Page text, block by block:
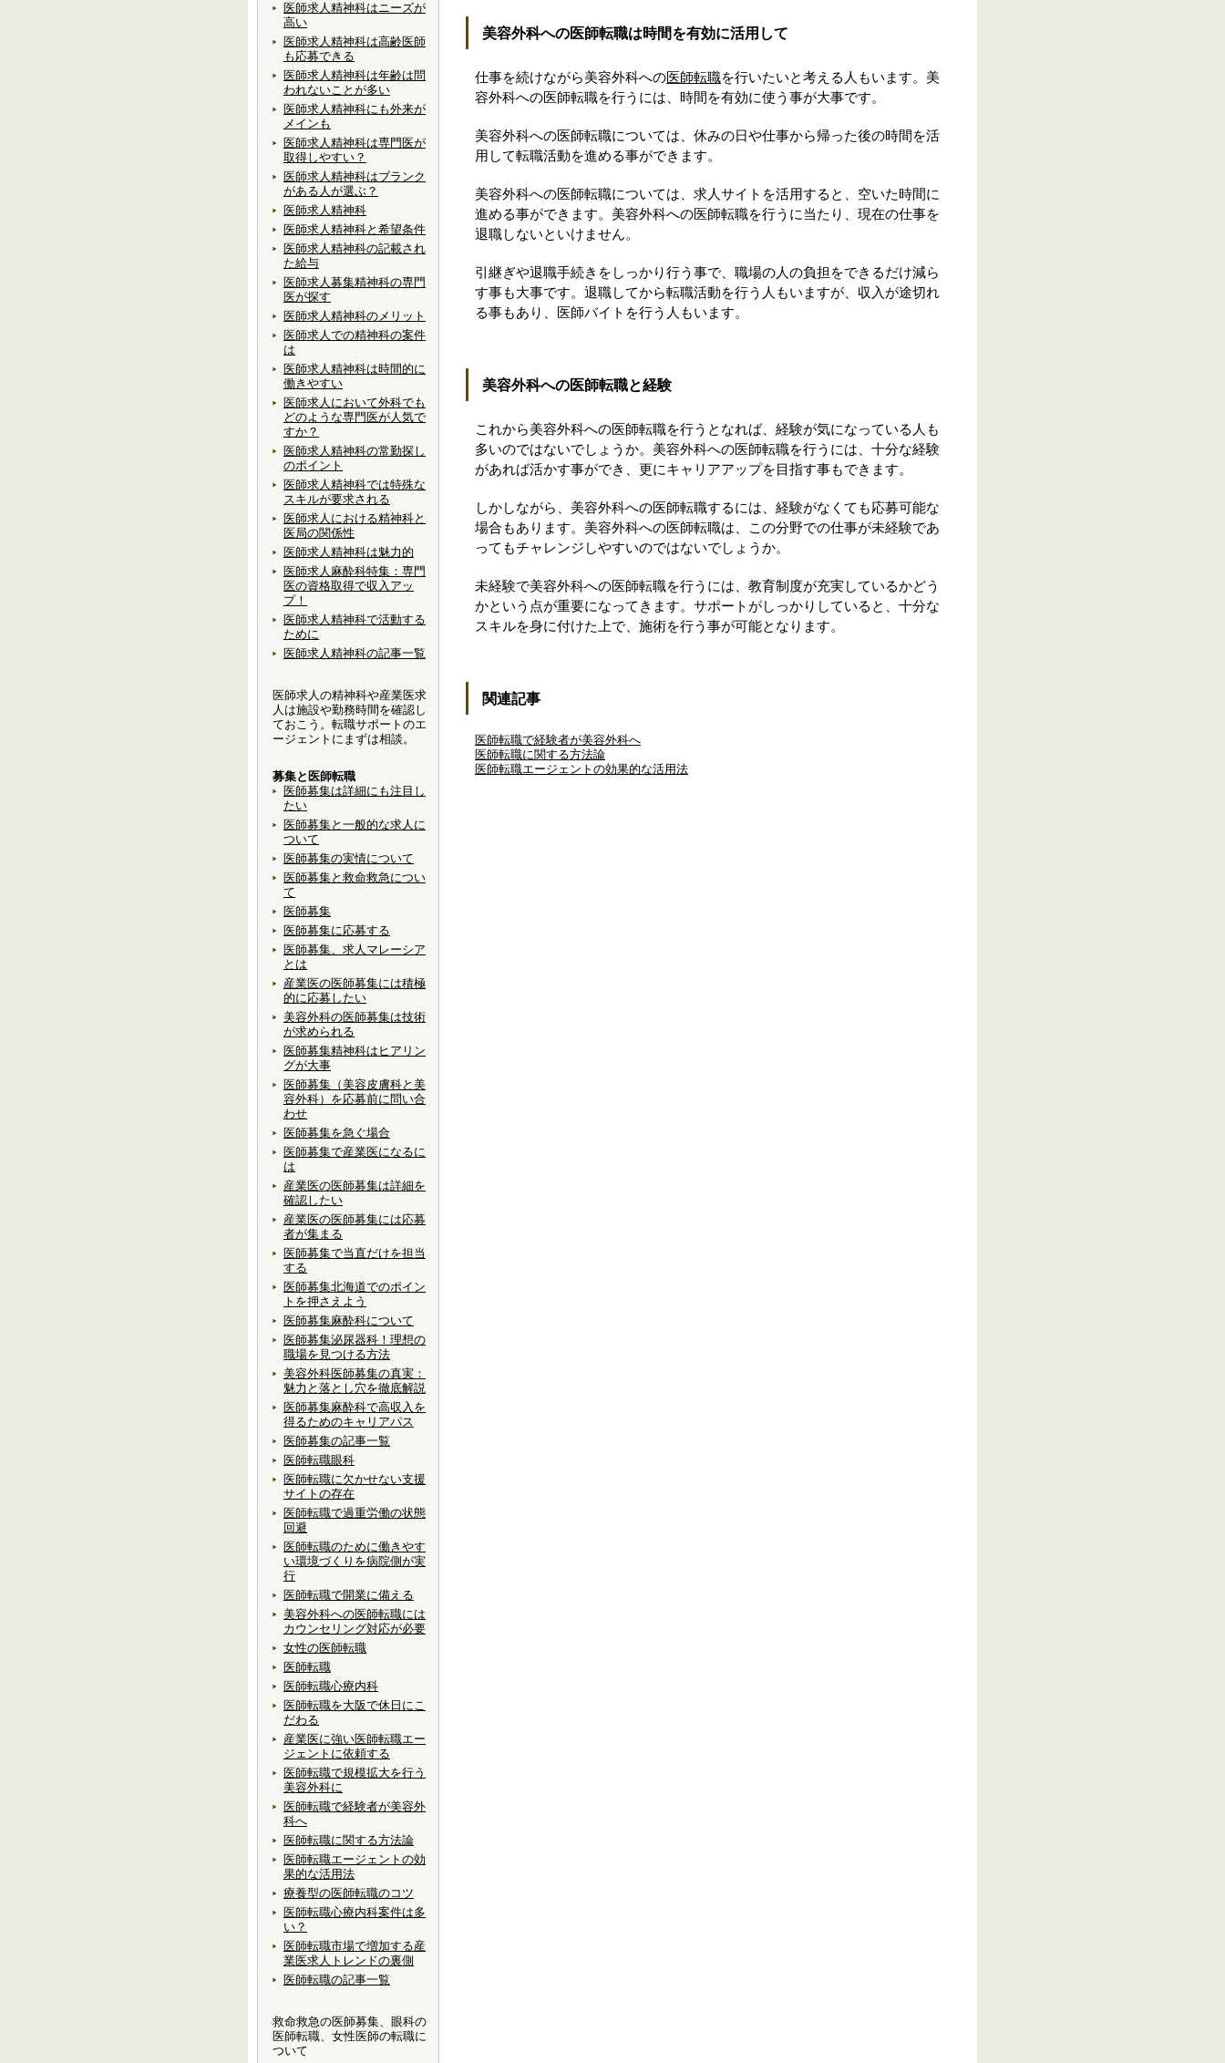
医師求人精神科はニーズが
高い
医師求人精神科は高齢医師
も応募できる
医師求人精神科は年齢は問
われないことが多い
医師求人精神科にも外来が
メインも
医師求人精神科は専門医が
取得しやすい？
医師求人精神科はブランク
がある人が選ぶ？
医師求人精神科
医師求人精神科と希望条件
医師求人精神科の記載され
た給与
医師求人募集精神科の専門
医が探す
医師求人精神科のメリット
医師求人での精神科の案件
は
医師求人精神科は時間的に
働きやすい
医師求人において外科でも
どのような専門医が人気で
すか？
医師求人精神科の常勤探し
のポイント
医師求人精神科では特殊な
スキルが要求される
医師求人における精神科と
医局の関係性
医師求人精神科は魅力的
医師求人麻酔科特集：専門
医の資格取得で収入アッ
プ！
医師求人精神科で活動する
ために
医師求人精神科の記事一覧
医師求人の精神科や産業医求
人は施設や勤務時間を確認し
ておこう。転職サポートのエ
ージェントにまずは相談。
募集と医師転職
医師募集は詳細にも注目し
たい
医師募集と一般的な求人に
ついて
医師募集の実情について
医師募集と救命救急につい
て
医師募集
医師募集に応募する
医師募集、求人マレーシア
とは
産業医の医師募集には積極
的に応募したい
美容外科の医師募集は技術
が求められる
医師募集精神科はヒアリン
グが大事
医師募集（美容皮膚科と美
容外科）を応募前に問い合
わせ
医師募集を急ぐ場合
医師募集で産業医になるに
は
産業医の医師募集は詳細を
確認したい
産業医の医師募集には応募
者が集まる
医師募集で当直だけを担当
する
医師募集北海道でのポイン
トを押さえよう
医師募集麻酔科について
医師募集泌尿器科！理想の
職場を見つける方法
美容外科医師募集の真実：
魅力と落とし穴を徹底解説
医師募集麻酔科で高収入を
得るためのキャリアパス
医師募集の記事一覧
医師転職眼科
医師転職に欠かせない支援
サイトの存在
医師転職で過重労働の状態
回避
医師転職のために働きやす
い環境づくりを病院側が実
行
医師転職で開業に備える
美容外科への医師転職には
カウンセリング対応が必要
女性の医師転職
医師転職
医師転職心療内科
医師転職を大阪で休日にこ
だわる
産業医に強い医師転職エー
ジェントに依頼する
医師転職で規模拡大を行う
美容外科に
医師転職で経験者が美容外
科へ
医師転職に関する方法論
医師転職エージェントの効
果的な活用法
療養型の医師転職のコツ
医師転職心療内科案件は多
い？
医師転職市場で増加する産
業医求人トレンドの裏側
医師転職の記事一覧
救命救急の医師募集、眼科の
医師転職、女性医師の転職に
ついて
美容外科への医師転職は時間を有効に活用して
仕事を続けながら美容外科への医師転職を行いたいと考える人もいます。美
容外科への医師転職を行うには、時間を有効に使う事が大事です。
美容外科への医師転職については、休みの日や仕事から帰った後の時間を活
用して転職活動を進める事ができます。
美容外科への医師転職については、求人サイトを活用すると、空いた時間に
進める事ができます。美容外科への医師転職を行うに当たり、現在の仕事を
退職しないといけません。
引継ぎや退職手続きをしっかり行う事で、職場の人の負担をできるだけ減ら
す事も大事です。退職してから転職活動を行う人もいますが、収入が途切れ
る事もあり、医師バイトを行う人もいます。
美容外科への医師転職と経験
これから美容外科への医師転職を行うとなれば、経験が気になっている人も
多いのではないでしょうか。美容外科への医師転職を行うには、十分な経験
があれば活かす事ができ、更にキャリアアップを目指す事もできます。
しかしながら、美容外科への医師転職するには、経験がなくても応募可能な
場合もあります。美容外科への医師転職は、この分野での仕事が未経験であ
ってもチャレンジしやすいのではないでしょうか。
未経験で美容外科への医師転職を行うには、教育制度が充実しているかどう
かという点が重要になってきます。サポートがしっかりしていると、十分な
スキルを身に付けた上で、施術を行う事が可能となります。
関連記事
医師転職で経験者が美容外科へ
医師転職に関する方法論
医師転職エージェントの効果的な活用法